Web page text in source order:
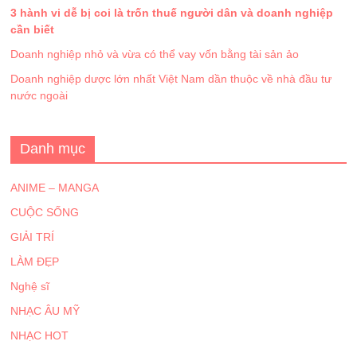
3 hành vi dễ bị coi là trốn thuế người dân và doanh nghiệp
cần biết
Doanh nghiệp nhỏ và vừa có thể vay vốn bằng tài sản ảo
Doanh nghiệp dược lớn nhất Việt Nam dần thuộc về nhà đầu tư
nước ngoài
Danh mục
ANIME – MANGA
CUỘC SỐNG
GIẢI TRÍ
LÀM ĐẸP
Nghệ sĩ
NHẠC ÂU MỸ
NHẠC HOT